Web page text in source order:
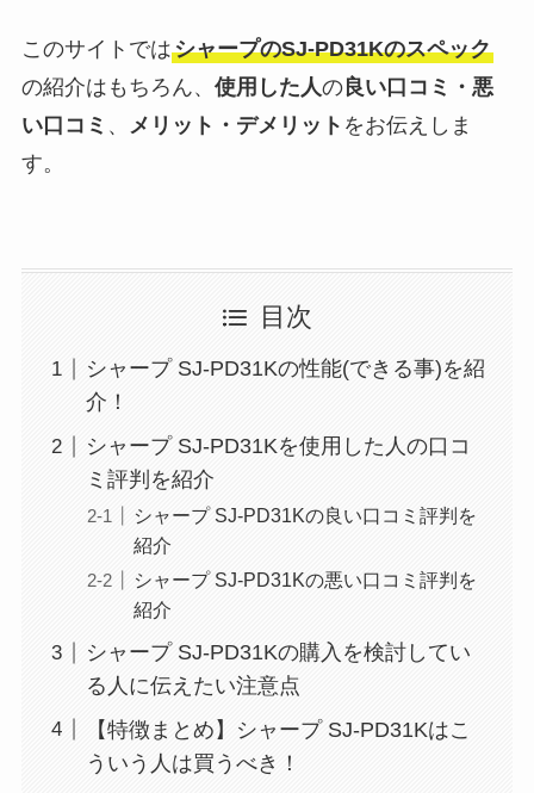
このサイトではシャープのSJ-PD31Kのスペック
の紹介はもちろん、 使用した人の良い口コミ・悪
い口コミ 、 メリット・デメリット をお伝えしま
す。
目次
シャープ SJ-PD31Kの性能(できる事)を紹
介！
シャープ SJ-PD31Kを使用した人の口コ
ミ評判を紹介
シャープ SJ-PD31Kの良い口コミ評判を
紹介
シャープ SJ-PD31Kの悪い口コミ評判を
紹介
シャープ SJ-PD31Kの購入を検討してい
る人に伝えたい注意点
【特徴まとめ】シャープ SJ-PD31Kはこ
ういう人は買うべき！